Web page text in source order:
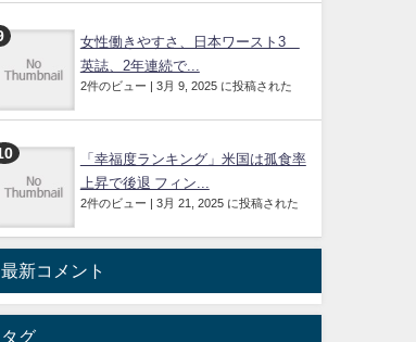
女性働きやすさ、日本ワースト3
英誌、2年連続で...
2件のビュー 3月 9, 2025 に投稿された
「幸福度ランキング」米国は孤食率
上昇で後退 フィン...
2件のビュー 3月 21, 2025 に投稿された
最新コメント
タグ